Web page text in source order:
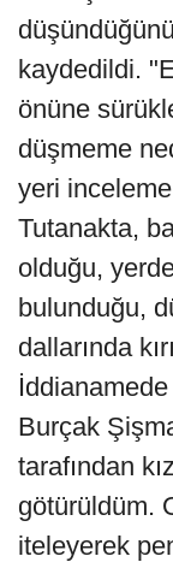
kaydedildi.
önüne
düşmeme
yeri
Tutanakta,
olduğu,
bulunduğu,
dallarında
Burçak
tarafından
götürüldüm.
iteleyerek